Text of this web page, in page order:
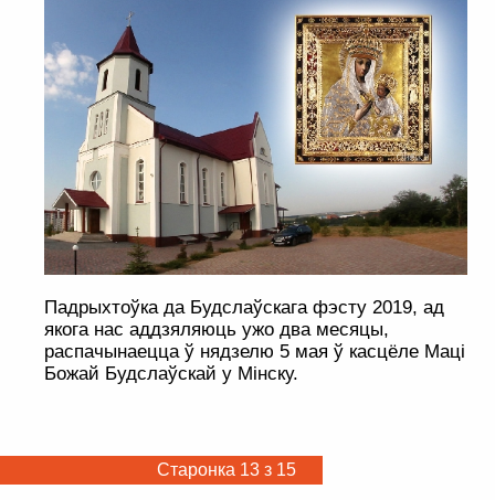
Падрыхтоўка да Будслаўскага фэсту 2019, ад
якога нас аддзяляюць ужо два месяцы,
распачынаецца ў нядзелю 5 мая ў касцёле Маці
Божай Будслаўскай у Мінску.
Старонка 13 з 15